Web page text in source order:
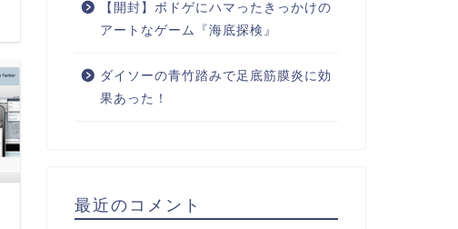
【開封】ボドゲにハマったきっかけの
アートなゲーム『海底探検』
ダイソーの青竹踏みで足底筋膜炎に効
果あった！
最近のコメント